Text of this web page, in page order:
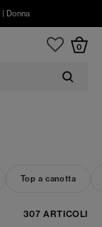
Donna
0
Top a canotta
307 ARTICOLI